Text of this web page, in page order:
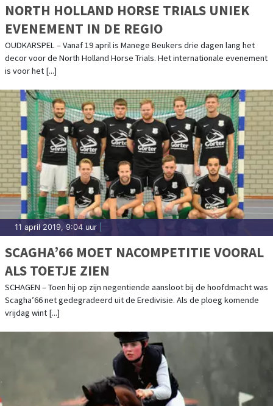
NORTH HOLLAND HORSE TRIALS UNIEK
EVENEMENT IN DE REGIO
OUDKARSPEL – Vanaf 19 april is Manege Beukers drie dagen lang het
decor voor de North Holland Horse Trials. Het internationale evenement
is voor het [...]
11 april 2019, 9:04 uur
SCAGHA’66 MOET NACOMPETITIE VOORAL
ALS TOETJE ZIEN
SCHAGEN – Toen hij op zijn negentiende aansloot bij de hoofdmacht was
Scagha’66 net gedegradeerd uit de Eredivisie. Als de ploeg komende
vrijdag wint [...]